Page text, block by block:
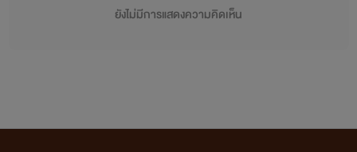
ยังไม่มีการแสดงความคิดเห็น